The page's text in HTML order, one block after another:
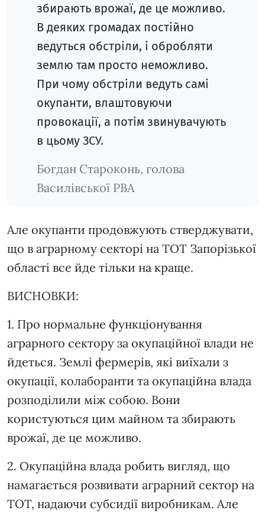
збирають врожаї, де це можливо.
В деяких громадах постійно
ведуться обстріли, і обробляти
землю там просто неможливо.
При чому обстріли ведуть самі
окупанти, влаштовуючи
провокації, а потім звинувачують
в цьому ЗСУ.
Богдан Староконь, голова
Василівської РВА
Але окупанти продовжують стверджувати,
що в аграрному секторі на ТОТ Запорізької
області все йде тільки на краще.
ВИСНОВКИ:
1. Про нормальне функціонування
аграрного сектору за окупаційної влади не
йдеться. Землі фермерів, які виїхали з
окупації, колаборанти та окупаційна влада
розподілили між собою. Вони
користуються цим майном та збирають
врожаї, де це можливо.
2. Окупаційна влада робить вигляд, що
намагається розвивати аграрний сектор на
ТОТ, надаючи субсидії виробникам. Але